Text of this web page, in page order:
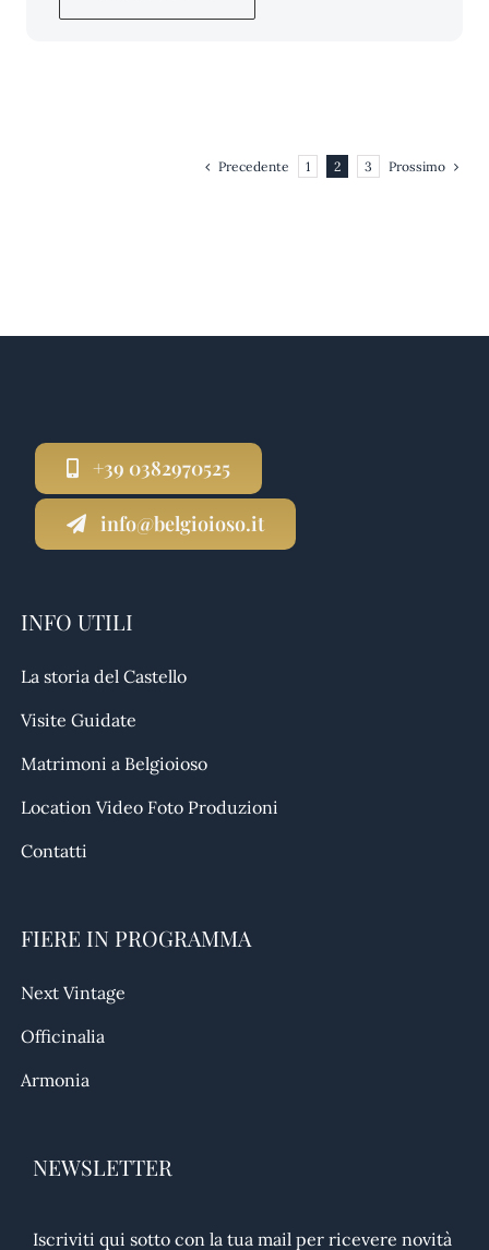
Precedente 1 2 3 Prossimo
+39 0382970525
info@belgioioso.it
INFO UTILI
La storia del Castello
Visite Guidate
Matrimoni a Belgioioso
Location Video Foto Produzioni
Contatti
FIERE IN PROGRAMMA
Next Vintage
Officinalia
Armonia
NEWSLETTER
Iscriviti qui sotto con la tua mail per ricevere novità